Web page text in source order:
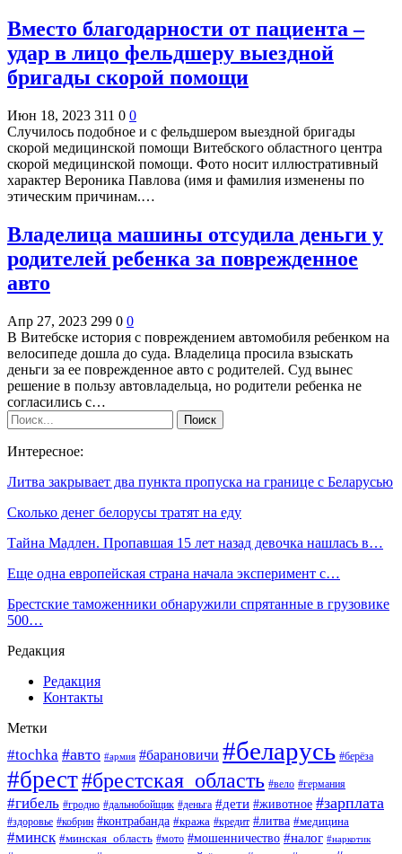
Вместо благодарности от пациента –
удар в лицо фельдшеру выездной
бригады скорой помощи
Июн 18, 2023 311 0 0
Случилось подобное и с фельдшером выездной бригады
скорой медицинской помощи Витебского областного центра
скорой медицинской помощи. Фото носит иллюстративный
характер Вероника Павлова (имя и фамилия изменены по
этическим причинам.…
Владелица машины отсудила деньги у
родителей ребенка за поврежденное
авто
Апр 27, 2023 299 0 0
В Витебске история с повреждением автомобиля ребенком на
велосипеде дошла до суда. Владелица просила взыскать
деньги за ее поврежденное авто с родителей. Суд вынес
решение в пользу автовладельца, но родители ребенка не
согласились с…
Интересное:
Литва закрывает два пункта пропуска на границе с Беларусью
Сколько денег белорусы тратят на еду
Тайна Мадлен. Пропавшая 15 лет назад девочка нашлась в…
Еще одна европейская страна начала эксперимент с…
Брестские таможенники обнаружили спрятанные в грузовике
500…
Редакция
Редакция
Контакты
Метки
#tochka #авто #армия #барановичи #беларусь #берёза
#брест#брестская_область #вело #германия
#гибель #гродно #дальнобойщик #деньга #дети #животное #зарплата
#здоровье #кобрин #контрабанда #кража #кредит #литва #медицина
#минск #минская_область #мото #мошенничество #налог #наркотик